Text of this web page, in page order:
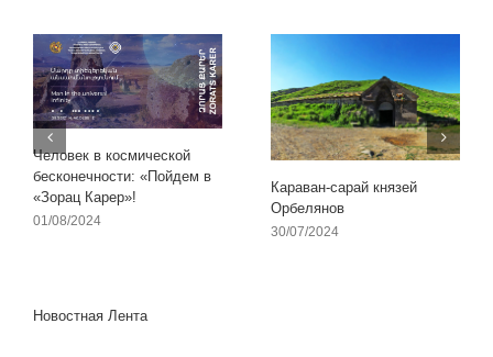
Человек в космической
бесконечности: «Пойдем в
«Зорац Карер»!
01/08/2024
Караван-сарай князей
Орбелянов
30/07/2024
Новостная Лента